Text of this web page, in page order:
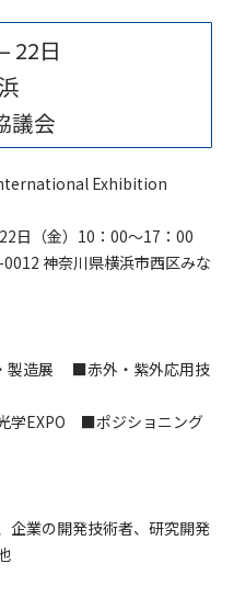
– 22日
議会
International Exhibition
日（金）10：00～17：00
神奈川県横浜市西区みな
製造展 ■赤外・紫外応用技
学EXPO ■ポジショニング
企業の開発技術者、研究開発